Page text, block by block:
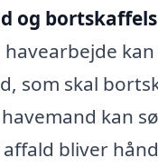
og
havearbejde
som skal
kan
bliver